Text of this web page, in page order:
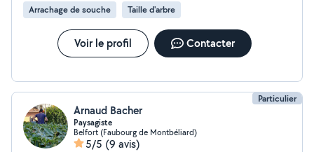
Arrachage de souche Taille d'arbre
Voir le profil Contacter
Particulier
Arnaud Bacher
Paysagiste
Belfort (Faubourg de Montbéliard)
5/5 (9 avis)